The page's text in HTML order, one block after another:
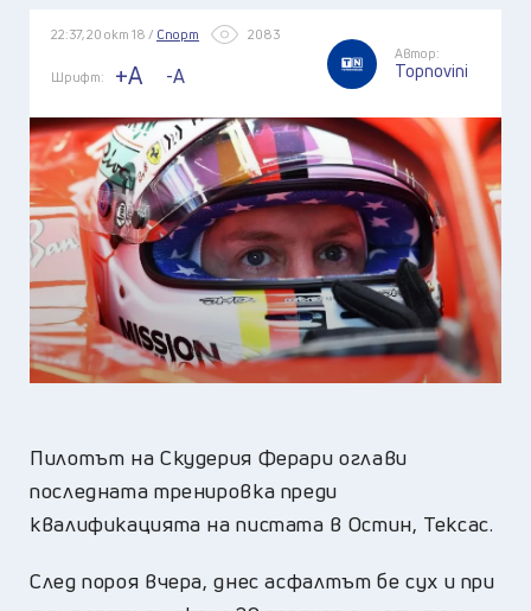
22:37, 20 окт 18 / Спорт 2083
Шрифт: +A -A
Автор:
Topnovini
Пилотът на Скудерия Ферари оглави
последната тренировка преди
квалификацията на пистата в Остин, Тексас.
След пороя вчера, днес асфалтът бе сух и при